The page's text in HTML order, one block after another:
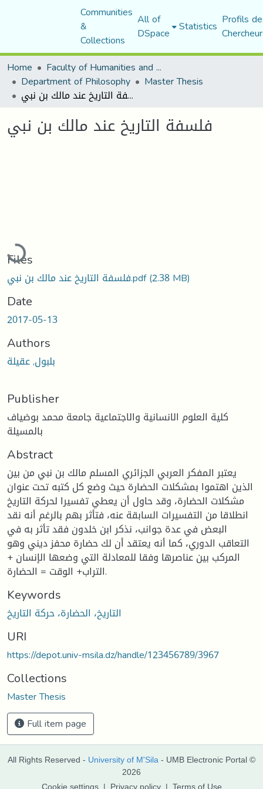
Communities
&
Collections
All of
DSpace Statistics Profils
Home
Faculty of Humanities and Social Sciences
Department of Philosophy Master Thesis
فلسفة التاريخ عند مالك بن نبي
فلسفة التاريخ عند مالك بن نبي
Loading...
Files
فلسفة التاريخ عند مالك بن نبي.pdf(2.38 MB)
Date
2017-05-13
Authors
بلبول, عقيلة
Publisher
كلية العلوم الانسانية والاجتماعية جامعة محمد بوضياف
بالمسيلة
Abstract
يعتبر المفكر العربي الجزائري المسلم مالك بن نبي من بين
الذين اهتموا بمشكلات الحضارة حيث وضع كل كتبه تحت عنوان
مشكلات الحضارة، وقد حاول أن يعطي تفسيرا لحركة التاريخ
انطلاقا من التفسيرات السابقة عنه، فتأثر بهم بالرغم أنه نقد
البعض في عدة جوانب، نذكر ابن خلدون فقد تأثر به في
التعاقب الدوري، كما أنه يعتقد أن لك حضارة محفز ديني وهو
المركب بين عناصرها وفقا للمعادلة التي وضعها الإنسان +
التراب+ الوقت = الحضارة.
Keywords
التاريخ، الحضارة، حركة التاريخ
URI
https://depot.univ-msila.dz/handle/123456789/3967
Collections
Master Thesis
Full item page
All Rights Reserved - University of M'Sila - UMB Electronic Portal ©
2026
Cookie settings | Privacy policy | Terms of Use